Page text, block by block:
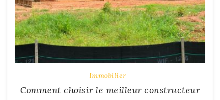
Immobilier
Comment choisir le meilleur constructeur